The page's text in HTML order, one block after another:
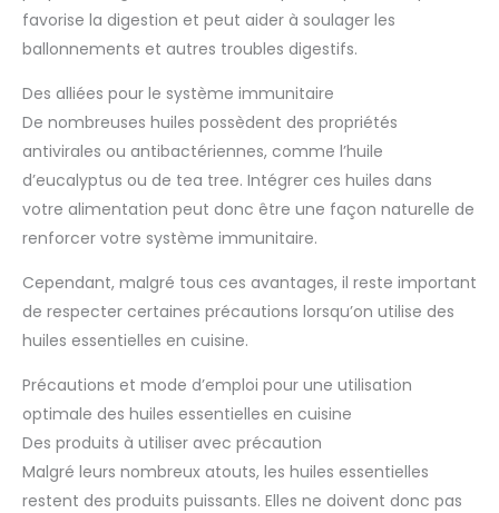
favorise la digestion et peut aider à soulager les
ballonnements et autres troubles digestifs.
Des alliées pour le système immunitaire
De nombreuses huiles possèdent des propriétés
antivirales ou antibactériennes, comme l’huile
d’eucalyptus ou de tea tree. Intégrer ces huiles dans
votre alimentation peut donc être une façon naturelle de
renforcer votre système immunitaire.
Cependant, malgré tous ces avantages, il reste important
de respecter certaines précautions lorsqu’on utilise des
huiles essentielles en cuisine.
Précautions et mode d’emploi pour une utilisation
optimale des huiles essentielles en cuisine
Des produits à utiliser avec précaution
Malgré leurs nombreux atouts, les huiles essentielles
restent des produits puissants. Elles ne doivent donc pas